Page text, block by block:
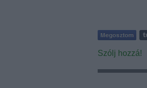
Szólj hozzá!